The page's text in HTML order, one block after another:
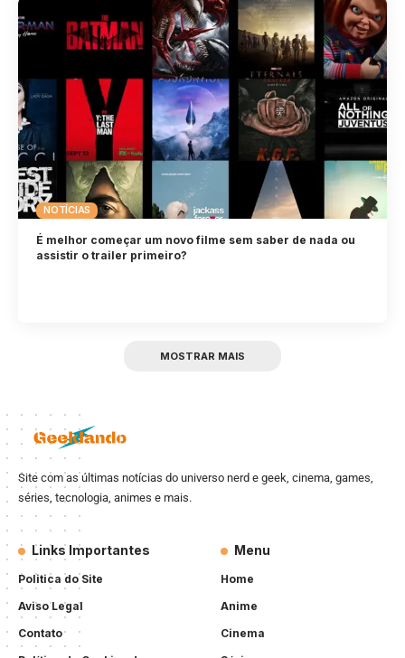
NOTÍCIAS
É melhor começar um novo filme sem saber de nada ou
assistir o trailer primeiro?
MOSTRAR MAIS
Site com as últimas notícias do universo nerd e geek, cinema, games,
séries, tecnologia, animes e mais.
Links Importantes
Politica do Site
Aviso Legal
Contato
Menu
Home
Anime
Cinema